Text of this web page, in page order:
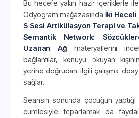
Bu hedefe yakın hazır içeriklerle
Odyogram mağazasında İki Heceli
S Sesi Artikülasyon Terapi ve
Semantik Network:
Uzanan Ağ materyallerini
bağlantılar, konuyu okuyan
yerine doğrudan ilgili çalışma
sağlar.
Seansın sonunda çocuğun yaptığı
cümlesiyle toparlamak da